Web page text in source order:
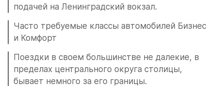
подачей на Ленинградский вокзал.
Часто требуемые классы автомобилей Бизнес
и Комфорт
Поездки в своем большинстве не далекие, в
пределах центрального округа столицы,
бывает немного за его границы.